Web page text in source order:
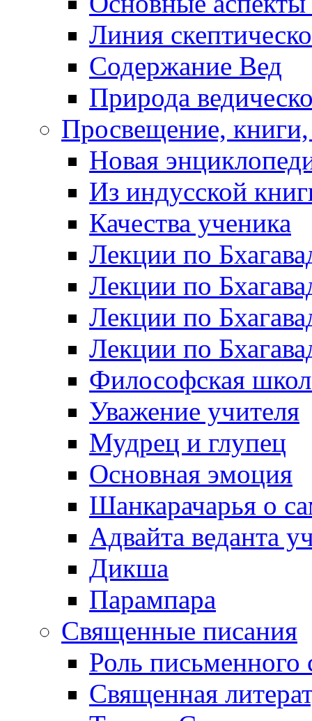
Линия
Содержание Вед
Природа
Просвещение, книги,
Новая
Из индусской
Качества ученика
Лекции по
Лекции по
Лекции по
Лекции по
Философская
Уважение учителя
Мудрец и глупец
Основная эмоция
Шанкарачарья о
Адвайта веданта
Дикша
Парампара
Священные писания
Роль письменного
Священная